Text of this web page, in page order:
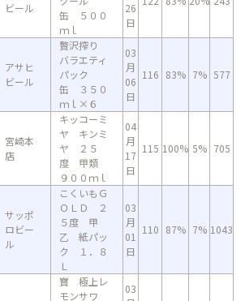
ビール
缶 ５００
ｍｌ
26
日
アサヒ
ビール
贅沢搾り
バラエティ
パック
缶 ３５０
ｍｌ×６
03
月
06
日
116 83% 7% 577
宮崎本
店
キッコーミ
ヤ キンミ
ヤ ２５
度 甲類
９００ｍｌ
04
月
17
日
115 100% 5% 705
サッポ
ロビー
ル
こくいもＧ
ＯＬＤ ２
５度 甲
乙 紙パッ
ク １．８
Ｌ
03
月
01
日
110 87% 7% 1043
寶 極上レ
モンサワ
03